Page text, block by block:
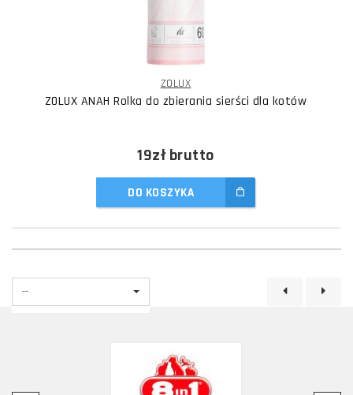
ZOLUX
ZOLUX ANAH Rolka do zbierania sierści dla kotów
19złbrutto
DO KOSZYKA
--